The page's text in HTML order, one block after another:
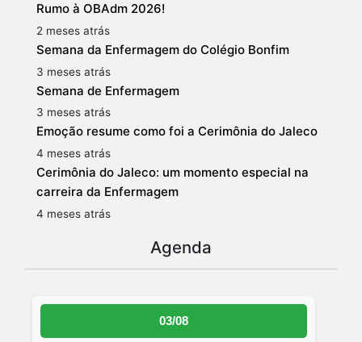
Rumo à OBAdm 2026!
2 meses atrás
Semana da Enfermagem do Colégio Bonfim
3 meses atrás
Semana de Enfermagem
3 meses atrás
Emoção resume como foi a Cerimônia do Jaleco
4 meses atrás
Cerimônia do Jaleco: um momento especial na
carreira da Enfermagem
4 meses atrás
Agenda
03/08